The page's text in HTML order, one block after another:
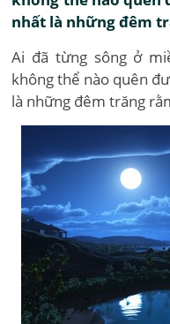
nhất là những đêm
Ai đã từng sông ở
không thể nào quên
là những đêm trăng